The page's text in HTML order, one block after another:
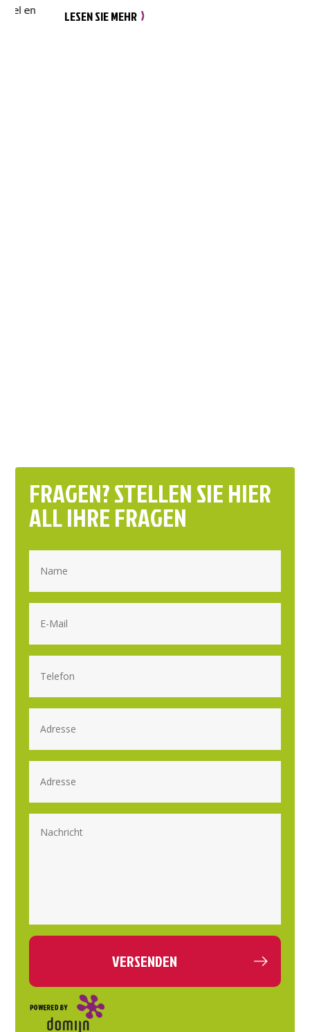
gestelde eisen. Wij zijn ISO-gecertificeerd en dragen zorg
LESEN SIE MEHR
FRAGEN? STELLEN SIE HIER
ALL IHRE FRAGEN